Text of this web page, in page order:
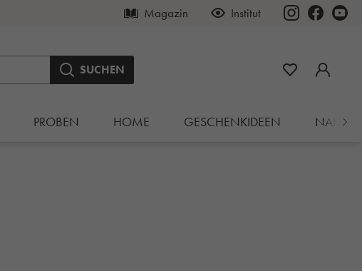
Magazin Institut
SUCHEN
PROBEN HOME GESCHENKIDEEN